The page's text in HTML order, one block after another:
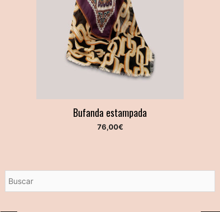
Bufanda estampada
76,00€